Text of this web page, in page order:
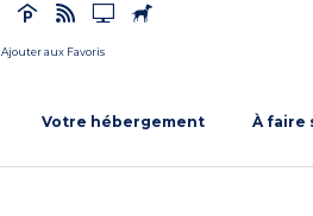
Ajouter aux Favoris
Votre hébergement À faire